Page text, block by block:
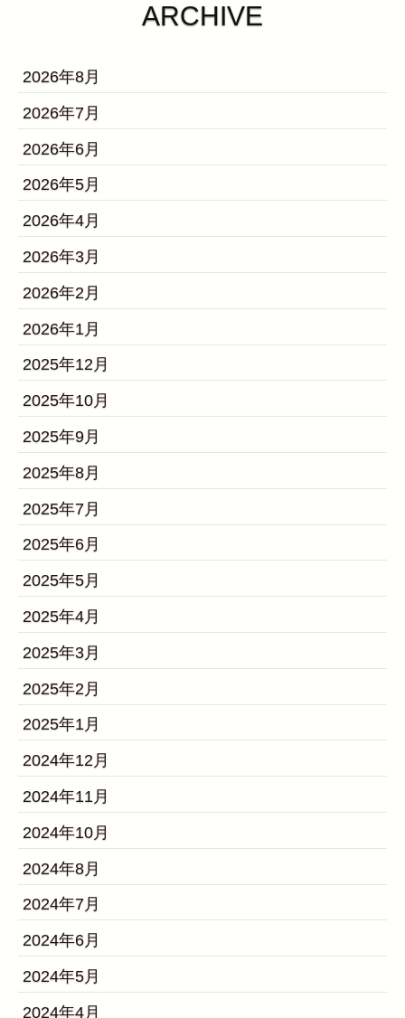
ARCHIVE
2026年8月
2026年7月
2026年6月
2026年5月
2026年4月
2026年3月
2026年2月
2026年1月
2025年12月
2025年10月
2025年9月
2025年8月
2025年7月
2025年6月
2025年5月
2025年4月
2025年3月
2025年2月
2025年1月
2024年12月
2024年11月
2024年10月
2024年8月
2024年7月
2024年6月
2024年5月
2024年4月